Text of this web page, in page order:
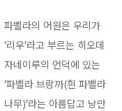
파벨라의 어원은 우리가
‘리우’라고 부르는 히오데
자네이루의 언덕에 있는
‘파벨라 브랑까(흰 파벨라
나무)’라는 아름답고 낭만